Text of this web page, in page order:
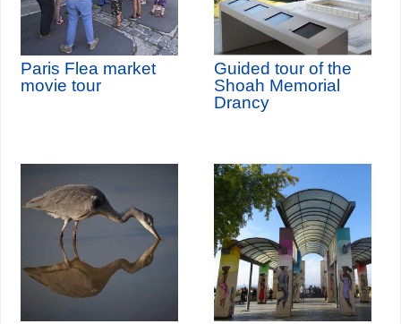
Paris Flea market
movie tour
Guided tour of the
Shoah Memorial
Drancy